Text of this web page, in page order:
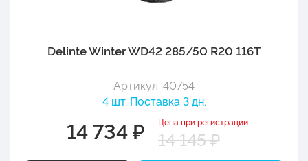
Delinte Winter WD42 285/50 R20 116T
Артикул: 40754
4 шт. Поставка 3 дн.
14 734 ₽ Цена при регистрации
14 145 ₽